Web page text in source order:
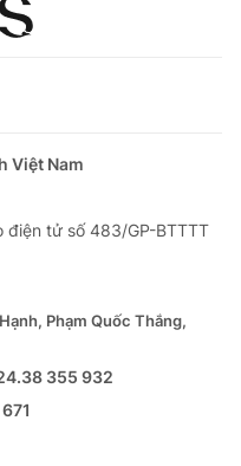
Việt Nam
điện tử số 483/GP-BTTTT
Phạm Quốc Thắng,
355 932